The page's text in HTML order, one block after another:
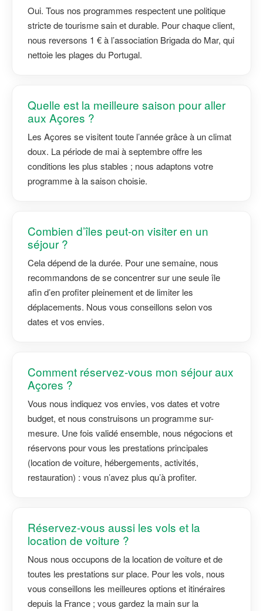
Oui. Tous nos programmes respectent une politique
stricte de tourisme sain et durable. Pour chaque client,
nous reversons 1 € à l’association Brigada do Mar, qui
nettoie les plages du Portugal.
Quelle est la meilleure saison pour aller
aux Açores ?
Les Açores se visitent toute l’année grâce à un climat
doux. La période de mai à septembre offre les
conditions les plus stables ; nous adaptons votre
programme à la saison choisie.
Combien d’îles peut-on visiter en un
séjour ?
Cela dépend de la durée. Pour une semaine, nous
recommandons de se concentrer sur une seule île
afin d’en profiter pleinement et de limiter les
déplacements. Nous vous conseillons selon vos
dates et vos envies.
Comment réservez-vous mon séjour aux
Açores ?
Vous nous indiquez vos envies, vos dates et votre
budget, et nous construisons un programme sur-
mesure. Une fois validé ensemble, nous négocions et
réservons pour vous les prestations principales
(location de voiture, hébergements, activités,
restauration) : vous n’avez plus qu’à profiter.
Réservez-vous aussi les vols et la
location de voiture ?
Nous nous occupons de la location de voiture et de
toutes les prestations sur place. Pour les vols, nous
vous conseillons les meilleures options et itinéraires
depuis la France ; vous gardez la main sur la